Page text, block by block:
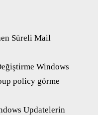
Süreli Mail
Windows
policy görme
Updatelerin